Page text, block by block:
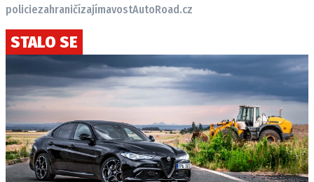
policiezahraničízajímavostAutoRoad.cz
STALO SE